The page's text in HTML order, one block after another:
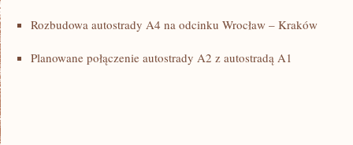
Rozbudowa autostrady A4 na odcinku Wrocław – Kraków
Planowane połączenie autostrady A2 z autostradą A1